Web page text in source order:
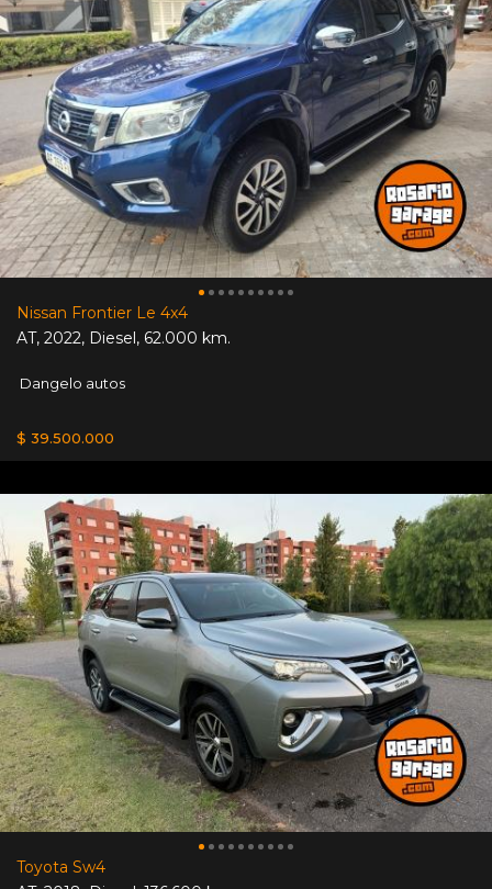
Nissan Frontier Le 4x4
AT, 2022, Diesel, 62.000 km.
Dangelo autos
$ 39.500.000
Toyota Sw4